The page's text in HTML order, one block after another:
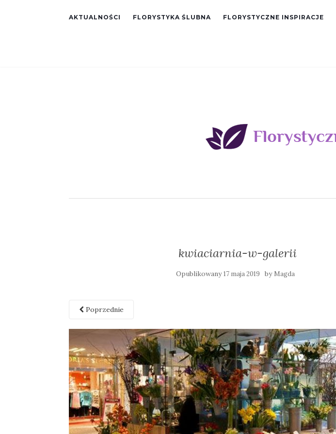
AKTUALNOŚCI FLORYSTYKA ŚLUBNA FLORYSTYCZNE INSPIRACJE
kwiaciarnia-w-galerii
Opublikowany17 maja 2019 by Magda
Poprzednie